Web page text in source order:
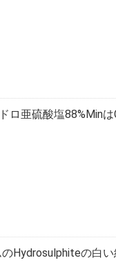
ロ亜硫酸塩88%Min
Hydrosulphiteの白